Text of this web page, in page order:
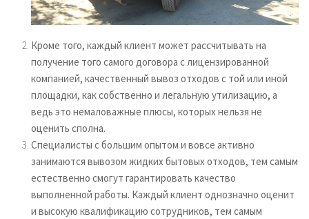
Кроме того, каждый клиент может рассчитывать на
получение того самого договора с лицензированной
компанией, качественный вывоз отходов с той или иной
площадки, как собственно и легальную утилизацию, а
ведь это немаловажные плюсы, которых нельзя не
оценить сполна.
Специалисты с большим опытом и вовсе активно
занимаются вывозом жидких бытовых отходов, тем самым
естественно смогут гарантировать качество
выполненной работы. Каждый клиент однозначно оценит
и высокую квалификацию сотрудников, тем самым